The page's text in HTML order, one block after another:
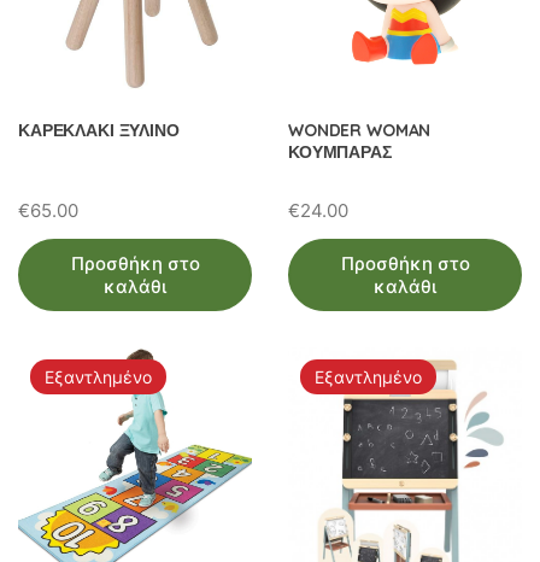
ΚΑΡΕΚΛΑΚΙ ΞΥΛΙΝΟ
€65.00
Προσθήκη στο
καλάθι
WONDER WOMAN
ΚΟΥΜΠΑΡΑΣ
€24.00
Προσθήκη στο
καλάθι
Εξαντλημένο Εξαντλημένο